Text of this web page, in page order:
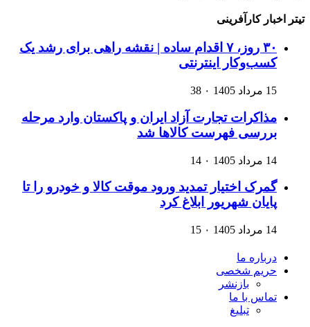
تیتر اخبار کارآفرینی
۳۰ روز، ۷ اقدام ساده | نقشه راهی برای رشد یک
کسب‌وکار اینترنتی
15 مرداد 1405 ۰ 38
مذاکرات تجارت آزاد ایران و پاکستان وارد مرحله
بررسی فهرست کالاها شد
14 مرداد 1405 ۰ 14
گمرک اختیار تمدید ورود موقت کالا و خودرو را تا
پایان شهریور ابلاغ کرد
14 مرداد 1405 ۰ 15
درباره ما
حریم شخصی
بازنشر
تماس با ما
تبلیغ